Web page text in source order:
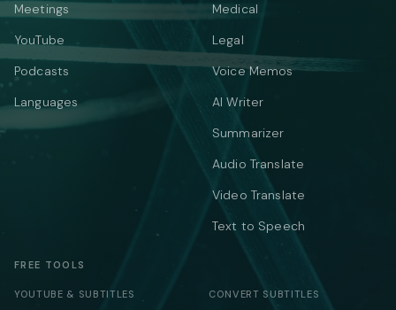
Meetings
YouTube
Podcasts
Languages
Medical
Legal
Voice Memos
AI Writer
Summarizer
Audio Translate
Video Translate
Text to Speech
FREE TOOLS
YOUTUBE & SUBTITLES CONVERT SUBTITLES